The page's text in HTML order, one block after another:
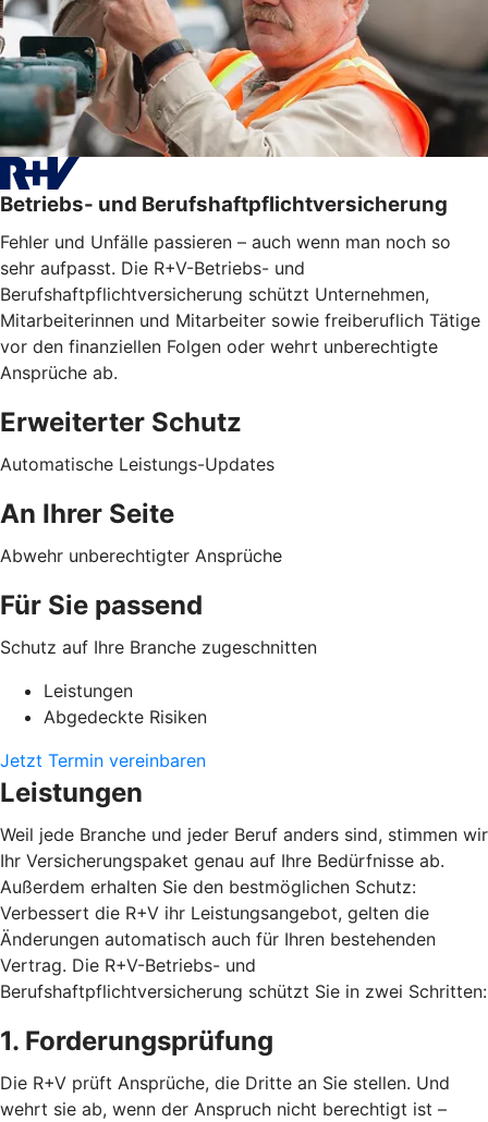
Betriebs- und Berufshaftpflichtversicherung
Fehler und Unfälle passieren – auch wenn man noch so
sehr aufpasst. Die R+V-Betriebs- und
Berufshaftpflichtversicherung schützt Unternehmen,
Mitarbeiterinnen und Mitarbeiter sowie freiberuflich Tätige
vor den finanziellen Folgen oder wehrt unberechtigte
Ansprüche ab.
Erweiterter Schutz
Automatische Leistungs-Updates
An Ihrer Seite
Abwehr unberechtigter Ansprüche
Für Sie passend
Schutz auf Ihre Branche zugeschnitten
Leistungen
Abgedeckte Risiken
Jetzt Termin vereinbaren
Leistungen
Weil jede Branche und jeder Beruf anders sind, stimmen wir
Ihr Versicherungspaket genau auf Ihre Bedürfnisse ab.
Außerdem erhalten Sie den bestmöglichen Schutz:
Verbessert die R+V ihr Leistungsangebot, gelten die
Änderungen automatisch auch für Ihren bestehenden
Vertrag. Die R+V-Betriebs- und
Berufshaftpflichtversicherung schützt Sie in zwei Schritten:
1. Forderungsprüfung
Die R+V prüft Ansprüche, die Dritte an Sie stellen. Und
wehrt sie ab, wenn der Anspruch nicht berechtigt ist –